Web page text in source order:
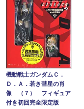
機動戦士ガンダムＣ．
Ｄ．Ａ．若き彗星の肖
像 （７） フィギュア
付き初回完全限定版